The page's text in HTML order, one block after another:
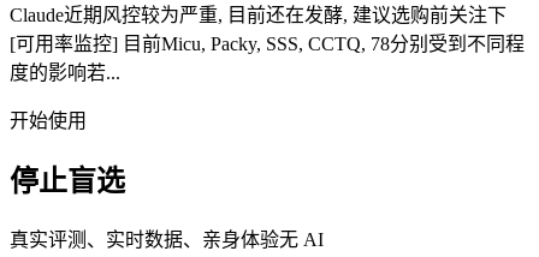
Claude近期风控较为严重, 目前还在发酵, 建议选购前关注下
[可用率监控] 目前Micu, Packy, SSS, CCTQ, 78分别受到不同程
度的影响若...
开始使用
停止盲选
真实评测、实时数据、亲身体验无 AI